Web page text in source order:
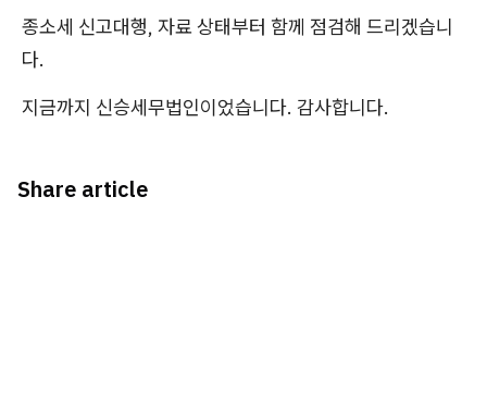
종소세 신고대행, 자료 상태부터 함께 점검해 드리겠습니
다.
지금까지 신승세무법인이었습니다. 감사합니다.
Share article